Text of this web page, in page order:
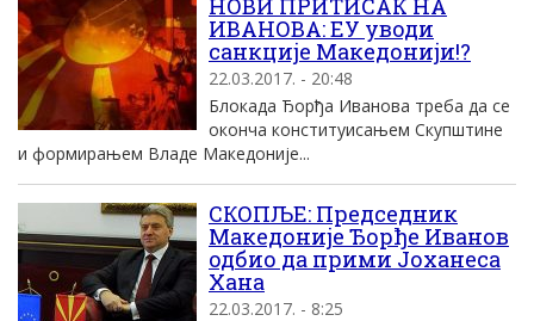
НОВИ ПРИТИСАК НА
ИВАНОВА: ЕУ уводи
санкције Македонији!?
22.03.2017. - 20:48
Блокада Ђорђа Иванова треба да се
оконча конституисањем Скупштине
и формирањем Владе Македоније...
СКОПЉЕ: Председник
Македоније Ђорђе Иванов
одбио да прими Јоханеса
Хана
22.03.2017. - 8:25